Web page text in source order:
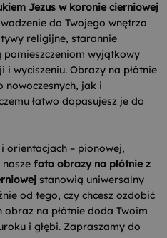
Jezus w koronie cierniowej
do Twojego wnętrza
religijne, starannie
pomieszczeniom wyjątkowy
wyciszeniu. Obrazy na płótnie
nowoczesnych, jak i
łatwo dopasujesz je do
orientacjach – pionowej,
foto obrazy na płótnie z
stanowią uniwersalny
od tego, czy chcesz ozdobić
na płótnie doda Twoim
i głębi. Zapraszamy do